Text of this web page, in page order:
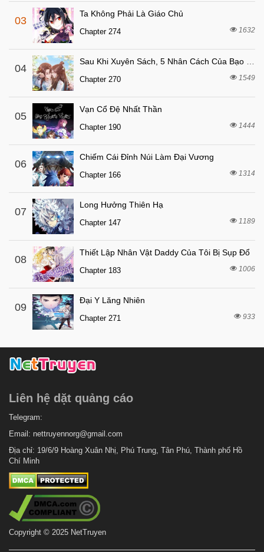
03
Ta Không Phải Là Giáo Chủ
Chapter 274 1632
04
Chapter 270 1549
05
Vạn Cổ Đệ Nhất Thần
Chapter 190 1444
06
Chiếm Cái Đỉnh Núi Làm Đại Vương
Chapter 166 1314
07
Long Hưởng Thiên Hạ
Chapter 147 1189
08
Thiết Lập Nhân Vật Daddy Của Tôi Bị Sụp Đổ
Chapter 183 1006
09
Đại Y Lăng Nhiên
Chapter 271 933
Liên hệ dặt quảng cáo
Telegram:
Email: nettruyennorg@gmail.com
Địa chỉ: 19/6/9 Hoàng Xuân Nhị, Phú Trung, Tân Phú, Thành phố Hồ
Chí Minh
Copyright © 2025 NetTruyen